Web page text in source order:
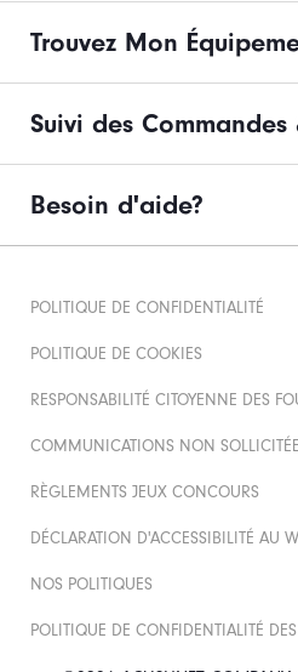
Trouvez Mon
Suivi des Commandes
Besoin d'aide?
POLITIQUE DE CONFIDENTIALITÉ
POLITIQUE DE COOKIES
RESPONSABILITÉ CITOYENNE DES
COMMUNICATIONS NON
RÈGLEMENTS JEUX CONCOURS
DÉCLARATION D'ACCESSIBILITÉ AU
NOS POLITIQUES
POLITIQUE DE CONFIDENTIALITÉ